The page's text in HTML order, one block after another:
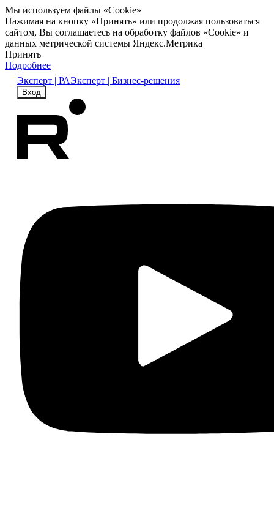
Мы используем файлы «Cookie»
Нажимая на кнопку «Принять» или продолжая пользоваться
сайтом, Вы соглашаетесь на обработку файлов «Cookie» и
данных метрической системы Яндекс.Метрика
Принять
Подробнее
Эксперт | РАЭксперт | Бизнес-решения
Вход